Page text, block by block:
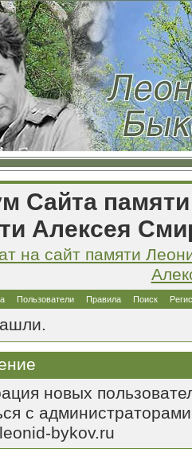
Сайта
Алексея
на сайт памяти
Пользователи Правила Поиск
новых
с
bykov.ru